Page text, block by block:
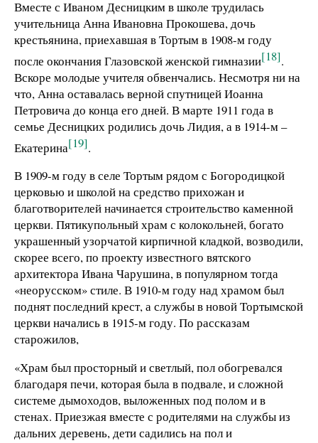
Вместе с Иваном Десницким в школе трудилась
учительница Анна Ивановна Прокошева, дочь
крестьянина, приехавшая в Тортым в 1908-м году
после окончания Глазовской женской гимназии[18].
Вскоре молодые учителя обвенчались. Несмотря ни на
что, Анна оставалась верной спутницей Иоанна
Петровича до конца его дней. В марте 1911 года в
семье Десницких родились дочь Лидия, а в 1914-м –
Екатерина[19].
В 1909-м году в селе Тортым рядом с Богородицкой
церковью и школой на средство прихожан и
благотворителей начинается строительство каменной
церкви. Пятикупольный храм с колокольней, богато
украшенный узорчатой кирпичной кладкой, возводили,
скорее всего, по проекту известного вятского
архитектора Ивана Чарушина, в популярном тогда
«неорусском» стиле. В 1910-м году над храмом был
поднят последний крест, а службы в новой Тортымской
церкви начались в 1915-м году. По рассказам
старожилов,
«Храм был просторный и светлый, пол обогревался
благодаря печи, которая была в подвале, и сложной
системе дымоходов, выложенных под полом и в
стенах. Приезжая вместе с родителями на службы из
дальних деревень, дети садились на пол и